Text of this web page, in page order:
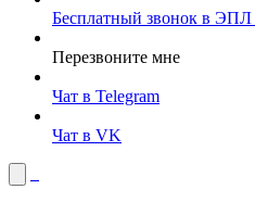
Бесплатный звонок в ЭПЛ
Перезвоните мне
Чат в Telegram
Чат в VK